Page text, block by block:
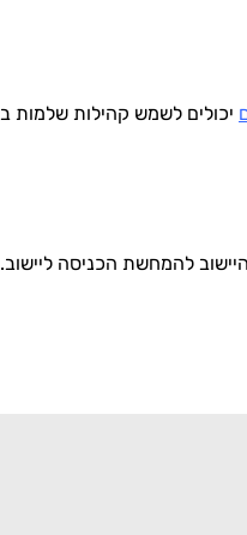
יכולים לשמש קהילות שלמות
להמחשת הכניסה ליישוב.